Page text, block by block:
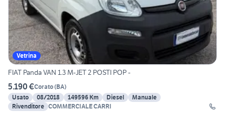
Vetrina
FIAT Panda VAN 1.3 M-JET 2 POSTI POP -
5.190 €Corato(BA)
Usato
08/2018 149596 Km Diesel
Manuale
Rivenditore COMMERCIALE CARRI